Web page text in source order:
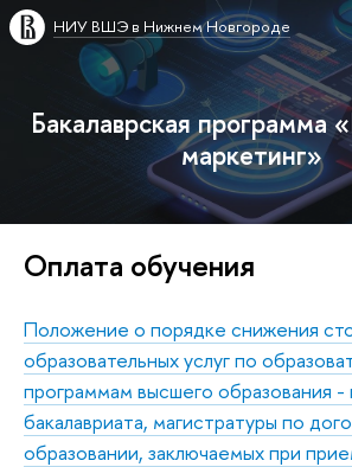
НИУ ВШЭ в Нижнем Новгороде
Бакалаврская программа
маркетинг»
Оплата обучения
Положение о порядке снижения
образовательных услуг по
программам высшего образования
бакалавриата, магистратуры по
образовании, заключаемых при